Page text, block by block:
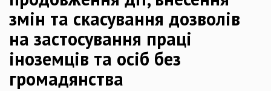
змін та скасування дозволів
на застосування праці
іноземців та осіб без
громадянства